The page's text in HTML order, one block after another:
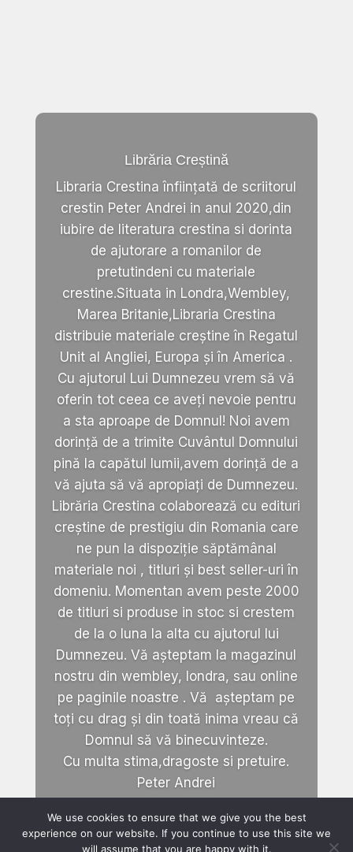
Librăria Creștină
Libraria Crestina înființată de scriitorul
crestin Peter Andrei in anul 2020,din
iubire de literatura crestina si dorinta
de ajutorare a romanilor de
pretutindeni cu materiale
crestine.Situata in Londra,Wembley,
Marea Britanie,Libraria Crestina
distribuie materiale creștine în Regatul
Unit al Angliei, Europa și în America .
Cu ajutorul Lui Dumnezeu vrem să vă
oferin tot ceea ce aveți nevoie pentru
a sta aproape de Domnul! Noi avem
dorință de a trimite Cuvântul Domnului
pină la capătul lumii,avem dorință de a
vă ajuta să vă apropiați de Dumnezeu.
Librăria Crestina colaborează cu edituri
creștine de prestigiu din Romania care
ne pun la dispoziție săptămânal
materiale noi , titluri și best seller-uri în
domeniu. Momentan avem peste 2000
de titluri si produse in stoc si crestem
de la o luna la alta cu ajutorul lui
Dumnezeu. Vă așteptam la magazinul
nostru din wembley, londra, sau online
pe paginile noastre . Vă așteptam pe
toți cu drag și din toată inima vreau că
Domnul să vă binecuvinteze.
Cu multa stima,dragoste si pretuire.
Peter Andrei
We use cookies to ensure that we give you the best
experience on our website. If you continue to use this site we
will assume that you are happy with it.